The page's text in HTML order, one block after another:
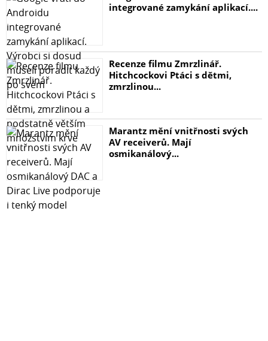
integrované zamykání aplikací....
Recenze filmu Zmrzlinář.
Hitchcockovi Ptáci s dětmi,
zmrzlinou...
Marantz mění vnitřnosti svých
AV receiverů. Mají
osmikanálový...